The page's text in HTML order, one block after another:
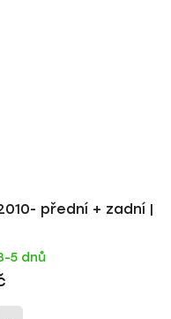
přední + zadní |
5 dnů